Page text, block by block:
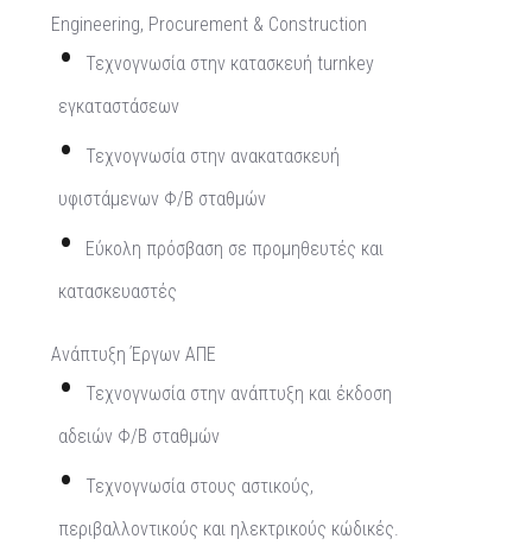
Engineering, Procurement & Construction
Τεχνογνωσία στην κατασκευή turnkey
εγκαταστάσεων
Τεχνογνωσία στην ανακατασκευή
υφιστάμενων Φ/Β σταθμών
Εύκολη πρόσβαση σε προμηθευτές και
κατασκευαστές
Ανάπτυξη Έργων ΑΠΕ
Τεχνογνωσία στην ανάπτυξη και έκδοση
αδειών Φ/Β σταθμών
Τεχνογνωσία στους αστικούς,
περιβαλλοντικούς και ηλεκτρικούς κώδικές.